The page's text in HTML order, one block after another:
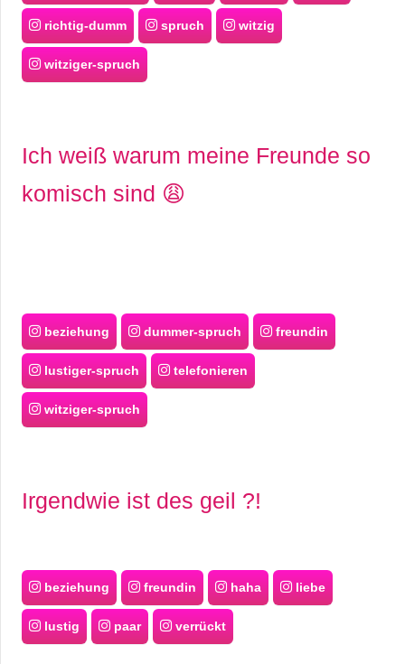
richtig-dumm spruch witzig
witziger-spruch
Ich weiß warum meine Freunde so
komisch sind 😩
beziehung dummer-spruch freundin
lustiger-spruch telefonieren
witziger-spruch
Irgendwie ist des geil ?!
beziehung freundin haha liebe
lustig paar verrückt